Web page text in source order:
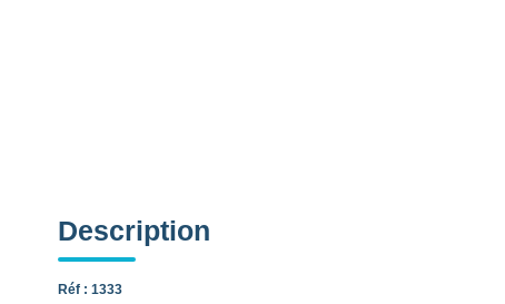
Description
Réf : 1333